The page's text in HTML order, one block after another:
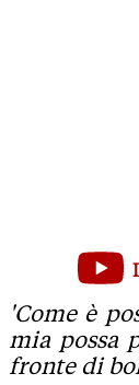
Da Antonio
'Come è
mia possa
fronte di